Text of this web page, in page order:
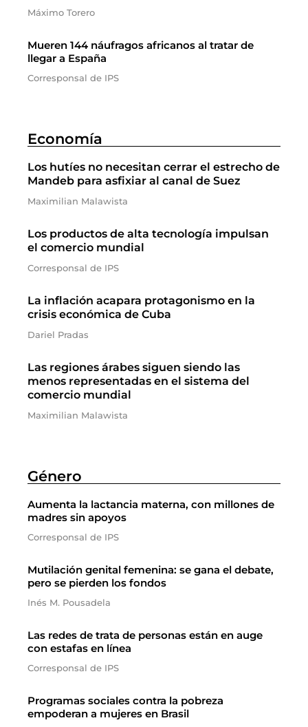
Máximo Torero
Mueren 144 náufragos africanos al tratar de
llegar a España
Corresponsal de IPS
Economía
Los hutíes no necesitan cerrar el estrecho de
Mandeb para asfixiar al canal de Suez
Maximilian Malawista
Los productos de alta tecnología impulsan
el comercio mundial
Corresponsal de IPS
La inflación acapara protagonismo en la
crisis económica de Cuba
Dariel Pradas
Las regiones árabes siguen siendo las
menos representadas en el sistema del
comercio mundial
Maximilian Malawista
Género
Aumenta la lactancia materna, con millones de
madres sin apoyos
Corresponsal de IPS
Mutilación genital femenina: se gana el debate,
pero se pierden los fondos
Inés M. Pousadela
Las redes de trata de personas están en auge
con estafas en línea
Corresponsal de IPS
Programas sociales contra la pobreza
empoderan a mujeres en Brasil